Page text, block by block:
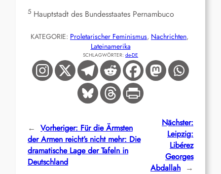
5 Hauptstadt des Bundesstaates Pernambuco
KATEGORIE: Proletarischer Feminismus, Nachrichten
Lateinamerika
SCHLAGWÖRTER: de-DE
← Vorheriger: Für die Ärmsten
der Armen reicht’s nicht mehr: Die
dramatische Lage der Tafeln in
Deutschland
Nächster:
Leipzig:
Libérez
Georges
Abdallah →